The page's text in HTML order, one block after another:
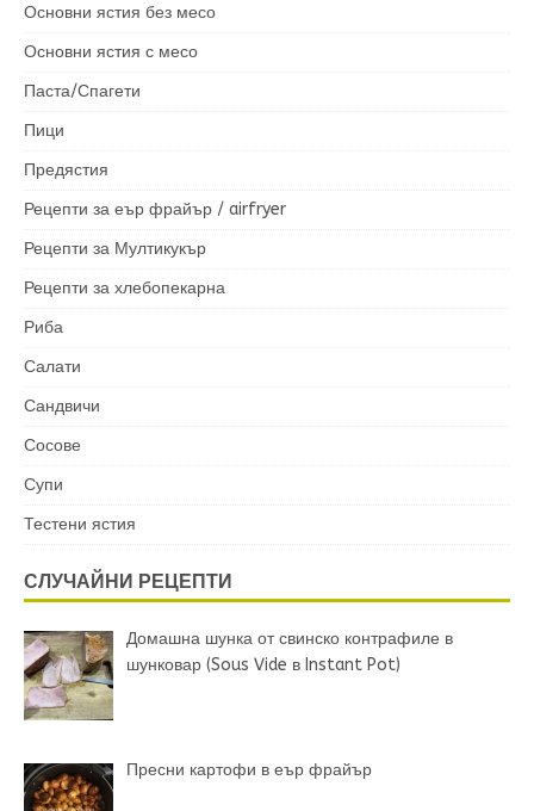
Основни ястия без месо
Основни ястия с месо
Паста/Спагети
Пици
Предястия
Рецепти за еър фрайър / airfryer
Рецепти за Мултикукър
Рецепти за хлебопекарна
Риба
Салати
Сандвичи
Сосове
Супи
Тестени ястия
СЛУЧАЙНИ РЕЦЕПТИ
Домашна шунка от свинско контрафиле в
шунковар (Sous Vide в Instant Pot)
Пресни картофи в еър фрайър